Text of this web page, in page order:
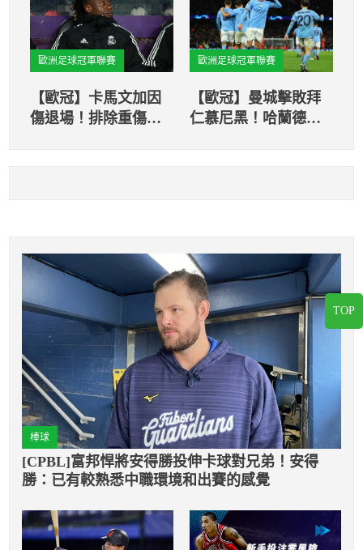
浦、曼城
歐洲足球冠軍聯賽
【歐冠】卡馬文加因
傷退場！排除重傷有
歐洲足球冠軍聯賽
【歐冠】曼城擊敗拜
仁慕尼黑！哈蘭德成
棒球
[CPBL]富邦悍將安得勝投伸卡球對兄弟！安得
勝：已有較熟悉中職環境和出賽的感覺
TOP